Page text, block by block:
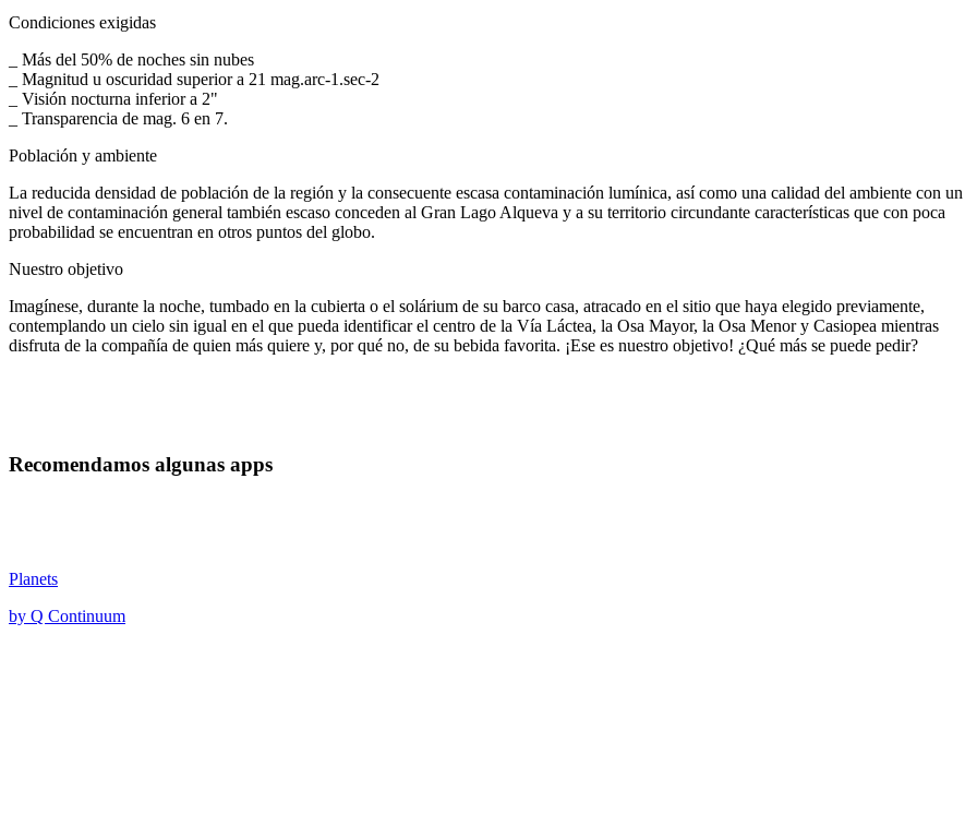
Condiciones exigidas
_ Más del 50% de noches sin nubes
_ Magnitud u oscuridad superior a 21 mag.arc-1.sec-2
_ Visión nocturna inferior a 2"
_ Transparencia de mag. 6 en 7.
Población y ambiente
La reducida densidad de población de la región y la consecuente escasa contaminación lumínica, así como una calidad del ambiente con un
nivel de contaminación general también escaso conceden al Gran Lago Alqueva y a su territorio circundante características que con poca
probabilidad se encuentran en otros puntos del globo.
Nuestro objetivo
Imagínese, durante la noche, tumbado en la cubierta o el solárium de su barco casa, atracado en el sitio que haya elegido previamente,
contemplando un cielo sin igual en el que pueda identificar el centro de la Vía Láctea, la Osa Mayor, la Osa Menor y Casiopea mientras
disfruta de la compañía de quien más quiere y, por qué no, de su bebida favorita. ¡Ese es nuestro objetivo! ¿Qué más se puede pedir?
Recomendamos algunas apps
Planets
by Q Continuum